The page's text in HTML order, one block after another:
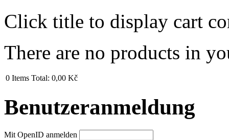
Click title to display cart
There are no products in
0 Items Total: 0,00 Kč
Benutzeranmeldung
Mit OpenID anmelden